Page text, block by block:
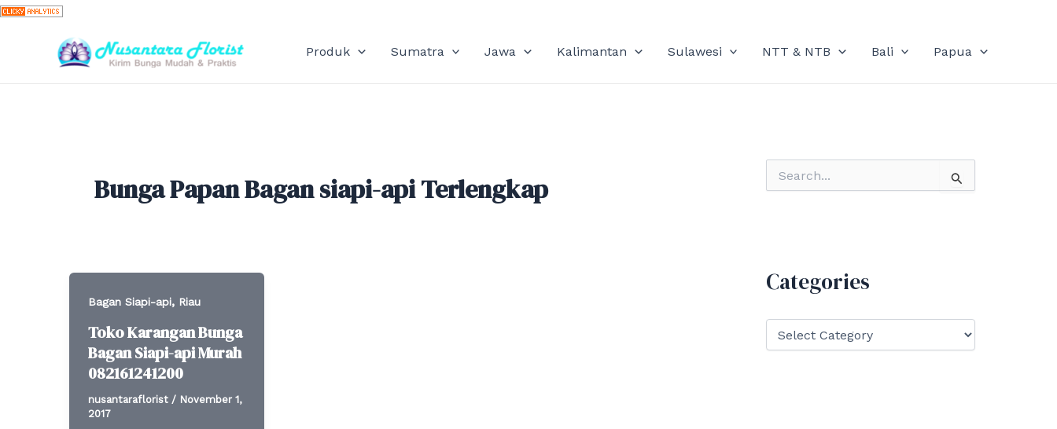
Skip
content
Produk Sumatra Jawa Kalimantan Sulawesi NTT & NTB Bali Papua
Bunga Papan Bagan siapi-api Terlengkap
Bagan Siapi-api, Riau
Toko Karangan Bunga
Bagan Siapi-api Murah
082161241200
nusantaraflorist / November 1,
2017
o
Categories